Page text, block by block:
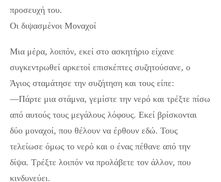
προσευχή του.
Οι διψασμένοι Μοναχοί
Μια μέρα, λοιπόν, εκεί στο ασκητήριο είχανε
συγκεντρωθεί αρκετοί επισκέπτες συζητούσανε, ο
Άγιος σταμάτησε την συζήτηση και τους είπε:
—Πάρτε μια στάμνα, γεμίστε την νερό και τρέξτε πίσω
από αυτούς τους μεγάλους λόφους. Εκεί βρίσκονται
δύο μοναχοί, που θέλουν να έρθουν εδώ. Τους
τελείωσε όμως το νερό και ο ένας πέθανε από την
δίψα. Τρέξτε λοιπόν να προλάβετε τον άλλον, που
κινδυνεύει.